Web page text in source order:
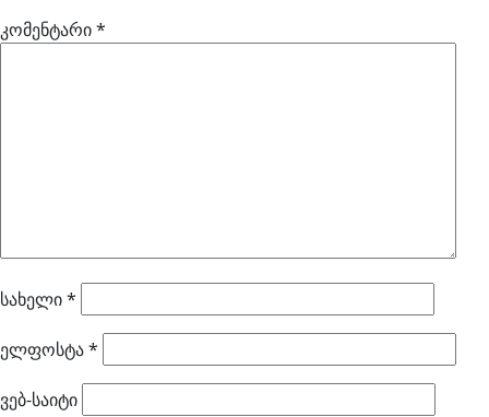
კომენტარი*
სახელი*
ელფოსტა*
ვებ-საიტი